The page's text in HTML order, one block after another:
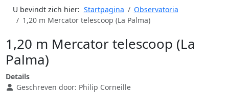
U bevindt zich hier: Startpagina
Observatoria
1,20 m Mercator telescoop (La Palma)
1,20 m Mercator telescoop (La
Palma)
Details
Geschreven door: Philip Corneille